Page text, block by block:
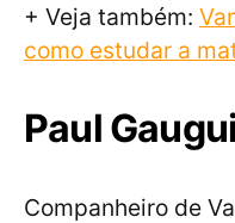
+ Veja também:
como estudar a
Paul
Companheiro de